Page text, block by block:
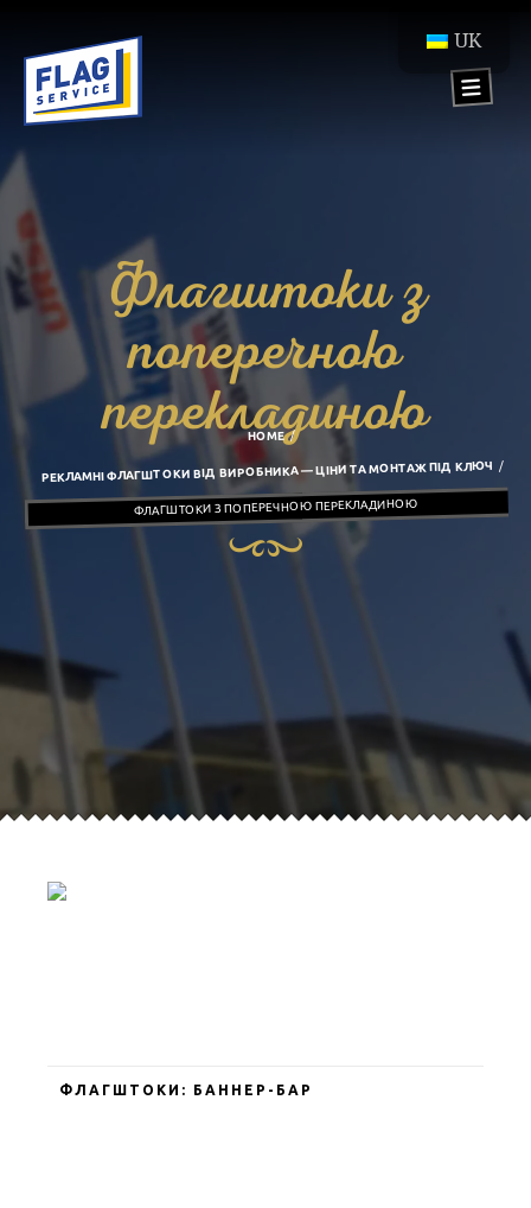
Флагштоки з
поперечною
перекладиною
HOME
РЕКЛАМНІ ФЛАГШТОКИ ВІД ВИРОБНИКА — ЦІНИ ТА МОНТАЖ ПІД КЛЮЧ
ФЛАГШТОКИ З ПОПЕРЕЧНОЮ ПЕРЕКЛАДИНОЮ
ФЛАГШТОКИ: БАННЕР-БАР
UK